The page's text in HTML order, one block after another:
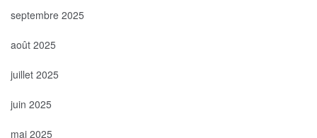
septembre 2025
août 2025
juillet 2025
juin 2025
mai 2025